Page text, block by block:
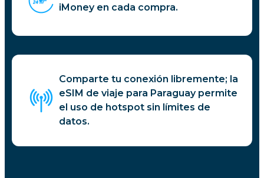
iMoney en cada compra.
Comparte tu conexión libremente; la
eSIM de viaje para Paraguay permite
el uso de hotspot sin límites de
datos.